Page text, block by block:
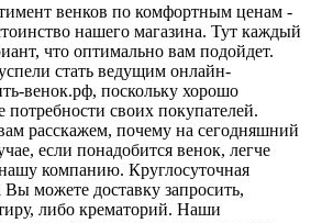
венков по комфортным ценам -
нашего магазина. Тут каждый
что оптимально вам подойдет.
стать ведущим онлайн-
венок.рф, поскольку хорошо
потребности своих покупателей.
расскажем, почему на сегодняшний
если понадобится венок, легче
компанию. Круглосуточная
Вы можете доставку запросить,
либо крематорий. Наши